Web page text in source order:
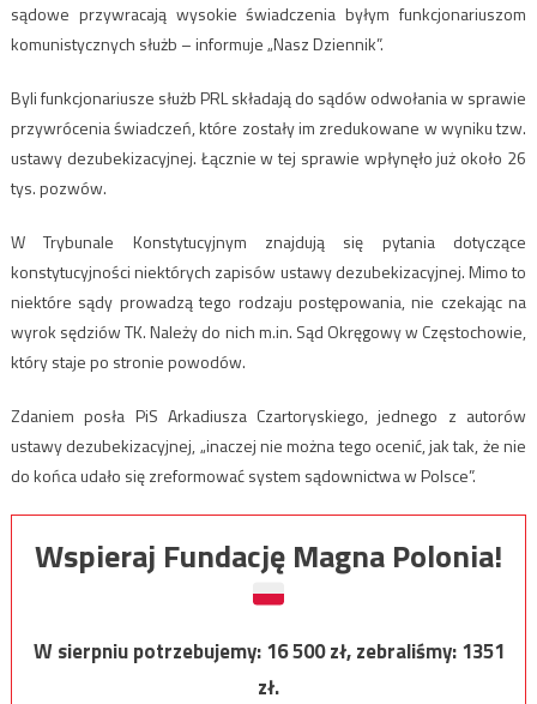
sądowe przywracają wysokie świadczenia byłym funkcjonariuszom
komunistycznych służb – informuje „Nasz Dziennik”.
Byli funkcjonariusze służb PRL składają do sądów odwołania w sprawie
przywrócenia świadczeń, które zostały im zredukowane w wyniku tzw.
ustawy dezubekizacyjnej. Łącznie w tej sprawie wpłynęło już około 26
tys. pozwów.
W Trybunale Konstytucyjnym znajdują się pytania dotyczące
konstytucyjności niektórych zapisów ustawy dezubekizacyjnej. Mimo to
niektóre sądy prowadzą tego rodzaju postępowania, nie czekając na
wyrok sędziów TK. Należy do nich m.in. Sąd Okręgowy w Częstochowie,
który staje po stronie powodów.
Zdaniem posła PiS Arkadiusza Czartoryskiego, jednego z autorów
ustawy dezubekizacyjnej, „inaczej nie można tego ocenić, jak tak, że nie
do końca udało się zreformować system sądownictwa w Polsce”.
Wspieraj Fundację Magna Polonia!
W sierpniu potrzebujemy:16 500zł, zebraliśmy:1351
zł.